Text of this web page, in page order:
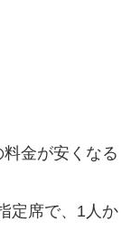
金が安くなる
定席で、1人か